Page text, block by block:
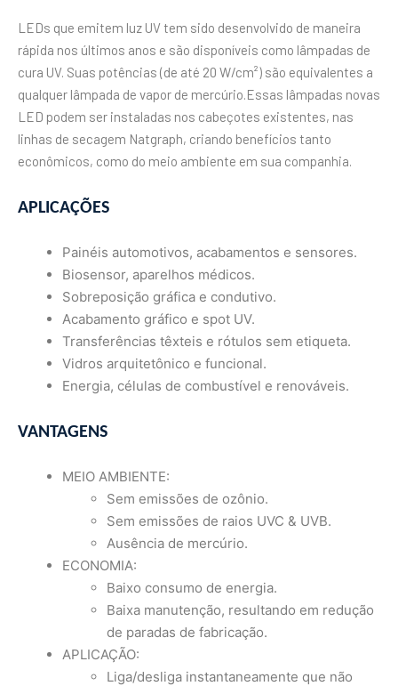
LEDs que emitem luz UV tem sido desenvolvido de maneira
rápida nos últimos anos e são disponíveis como lâmpadas de
cura UV. Suas potências (de até 20 W/cm²) são equivalentes a
qualquer lâmpada de vapor de mercúrio.Essas lâmpadas novas
LED podem ser instaladas nos cabeçotes existentes, nas
linhas de secagem Natgraph, criando benefícios tanto
econômicos, como do meio ambiente em sua companhia.
APLICAÇÕES
Painéis automotivos, acabamentos e sensores.
Biosensor, aparelhos médicos.
Sobreposição gráfica e condutivo.
Acabamento gráfico e spot UV.
Transferências têxteis e rótulos sem etiqueta.
Vidros arquitetônico e funcional.
Energia, células de combustível e renováveis.
VANTAGENS
MEIO AMBIENTE:
Sem emissões de ozônio.
Sem emissões de raios UVC & UVB.
Ausência de mercúrio.
ECONOMIA:
Baixo consumo de energia.
Baixa manutenção, resultando em redução
de paradas de fabricação.
APLICAÇÃO:
Liga/desliga instantaneamente que não